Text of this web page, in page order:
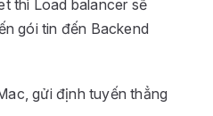
thì Load balancer sẽ
gói tin đến Backend
gửi định tuyến thẳng